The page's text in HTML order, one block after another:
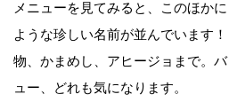
メニューを見てみると、このほか
ような珍しい名前が並んでいます
物、かまめし、アヒージョまで。
ュー、どれも気になります。